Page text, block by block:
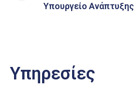
Υπουργείο Ανάπτυξης
Υπηρεσίες